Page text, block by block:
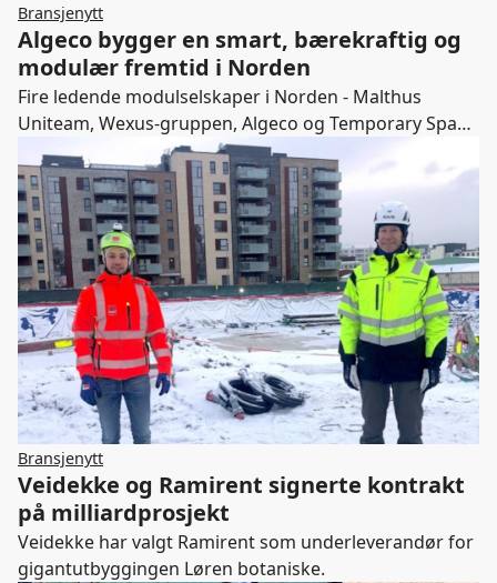
Bransjenytt
Algeco bygger en smart, bærekraftig og
modulær fremtid i Norden
Fire ledende modulselskaper i Norden - Malthus
Uniteam, Wexus-gruppen, Algeco og Temporary Space
Nordics - er i dag stolte over å kunngjøre at de slås
sammen under en merkevare, Algeco.
Bransjenytt
Veidekke og Ramirent signerte kontrakt
på milliardprosjekt
Veidekke har valgt Ramirent som underleverandør for
gigantutbyggingen Løren botaniske.